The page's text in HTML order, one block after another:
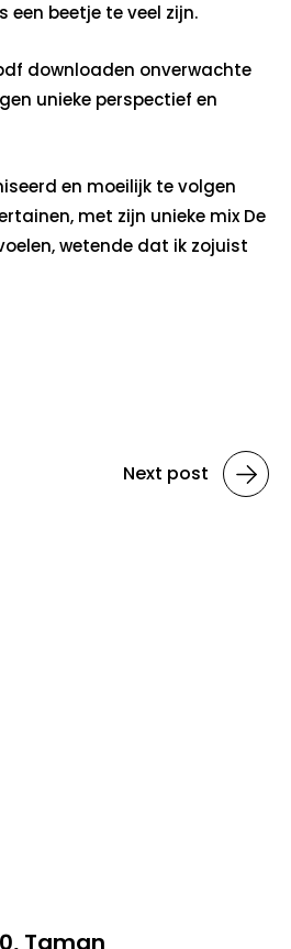
beetje te veel zijn.
downloaden onverwachte
unieke perspectief en
en moeilijk te volgen
met zijn unieke mix De
wetende dat ik zojuist
Next post
Taman